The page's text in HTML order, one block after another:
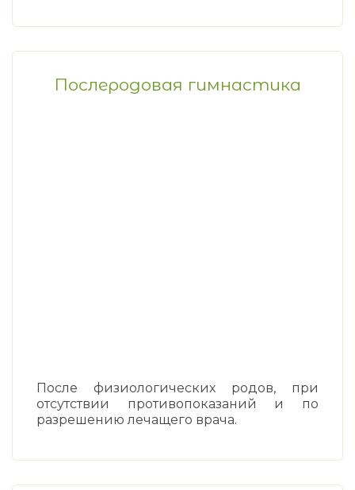
Послеродовая гимнастика
После физиологических родов, при
отсутствии противопоказаний и по
разрешению лечащего врача.